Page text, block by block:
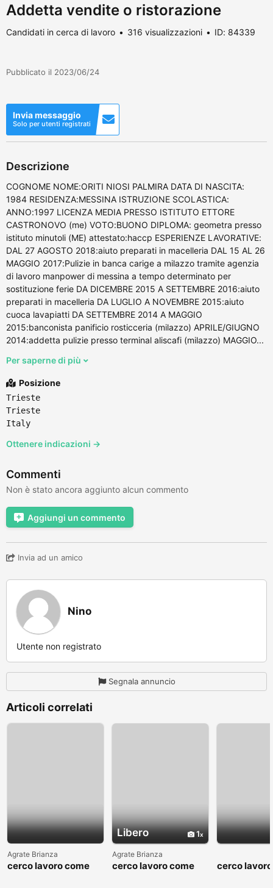
Addetta vendite o ristorazione
Candidati in cerca di lavoro 316 visualizzazioni ID: 84339
Pubblicato il 2023/06/24
Invia messaggio
Solo per utenti registrati
Descrizione
COGNOME NOME:ORITI NIOSI PALMIRA DATA DI NASCITA:
1984 RESIDENZA:MESSINA ISTRUZIONE SCOLASTICA:
ANNO:1997 LICENZA MEDIA PRESSO ISTITUTO ETTORE
CASTRONOVO (me) VOTO:BUONO DIPLOMA: geometra presso
istituto minutoli (ME) attestato:haccp ESPERIENZE LAVORATIVE:
DAL 27 AGOSTO 2018:aiuto preparati in macelleria DAL 15 AL 26
MAGGIO 2017:Pulizie in banca carige a milazzo tramite agenzia
di lavoro manpower di messina a tempo determinato per
sostituzione ferie DA DICEMBRE 2015 A SETTEMBRE 2016:aiuto
preparati in macelleria DA LUGLIO A NOVEMBRE 2015:aiuto
cuoca lavapiatti DA SETTEMBRE 2014 A MAGGIO
2015:banconista panificio rosticceria (milazzo) APRILE/GIUGNO
2014:addetta pulizie presso terminal aliscafi (milazzo) MAGGIO...
Per saperne di più
Posizione
Trieste
Trieste
Italy
Ottenere indicazioni →
Commenti
Non è stato ancora aggiunto alcun commento
Aggiungi un commento
Invia ad un amico
Nino
Utente non registrato
Segnala annuncio
Articoli correlati
Agrate Brianza
cerco lavoro come
Libero 1
Agrate Brianza
cerco lavoro come
cerco